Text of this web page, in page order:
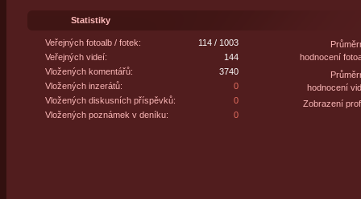
Statistiky
Veřejných fotoalb / fotek:
114 / 1003
Veřejných videí:
144
Vložených komentářů:
3740
Vložených inzerátů:
0
Vložených diskusních příspěvků:
0
Vložených poznámek v deníku:
0
hodnocení
hodnocení
Zobrazení